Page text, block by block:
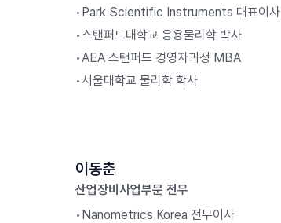
• Park Scientific Instruments 대표이사
•스탠퍼드대학교 응용물리학 박사
•AEA 스탠퍼드 경영자과정 MBA
•서울대학교 물리학 학사
이동춘
산업장비사업부문 전무
• Nanometrics Korea 전무이사